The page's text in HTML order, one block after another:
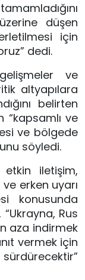
düşen
için
dedi.
ve
altyapılara
belirten
“kapsamlı ve
ve bölgede
söyledi.
etkin iletişim,
ve erken uyarı
konusunda
“Ukrayna, Rus
aza indirmek
vermek için